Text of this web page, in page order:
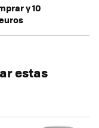
y 10
estas